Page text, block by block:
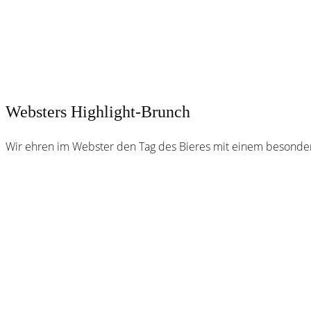
Websters Highlight-Brunch
Wir ehren im Webster den Tag des Bieres mit einem